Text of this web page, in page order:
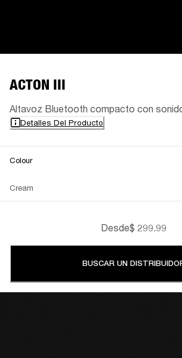
ACTON III
Altavoz Bluetooth compacto con
Detalles Del Producto
Colour
Cream
Desde$ 299.99
BUSCAR UN